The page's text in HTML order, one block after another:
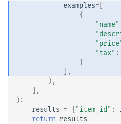
examples=
{
"name"
"tax" :
}
],
),
],
):
results = { "item_id" :
return results